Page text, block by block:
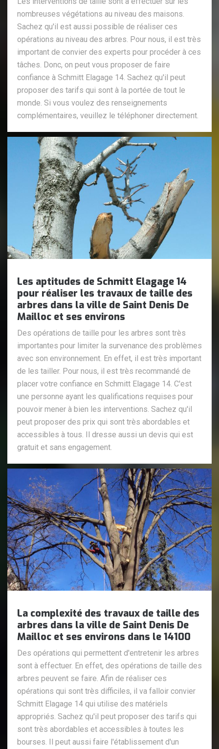
nombreuses végétations au niveau des maisons.
Sachez qu'il est aussi possible de réaliser ces
opérations au niveau des arbres. Pour nous, il est très
important de convier des experts pour procéder à ces
tâches. Donc, on peut vous proposer de faire
confiance à Schmitt Elagage 14. Sachez qu'il peut
proposer des tarifs qui sont à la portée de tout le
monde. Si vous voulez des renseignements
complémentaires, veuillez le téléphoner directement.
Les aptitudes de Schmitt Elagage 14
pour réaliser les travaux de taille des
arbres dans la ville de Saint Denis De
Mailloc et ses environs
Des opérations de taille pour les arbres sont très
importantes pour limiter la survenance des problèmes
avec son environnement. En effet, il est très important
de les tailler. Pour nous, il est très recommandé de
placer votre confiance en Schmitt Elagage 14. C'est
une personne ayant les qualifications requises pour
pouvoir mener à bien les interventions. Sachez qu'il
peut proposer des prix qui sont très abordables et
accessibles à tous. Il dresse aussi un devis qui est
gratuit et sans engagement.
La complexité des travaux de taille des
arbres dans la ville de Saint Denis De
Mailloc et ses environs dans le 14100
Des opérations qui permettent d'entretenir les arbres
sont à effectuer. En effet, des opérations de taille des
arbres peuvent se faire. Afin de réaliser ces
opérations qui sont très difficiles, il va falloir convier
Schmitt Elagage 14 qui utilise des matériels
appropriés. Sachez qu'il peut proposer des tarifs qui
sont très abordables et accessibles à toutes les
bourses. Il peut aussi faire l'établissement d'un